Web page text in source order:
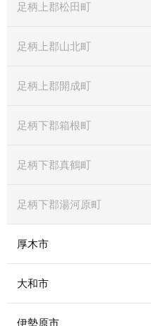
足柄上郡松田町
足柄上郡山北町
足柄上郡開成町
足柄下郡箱根町
足柄下郡真鶴町
足柄下郡湯河原町
厚木市
大和市
伊勢原市